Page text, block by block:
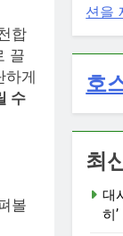
합
끌
하게
수
볼
션을
호
최
대
히